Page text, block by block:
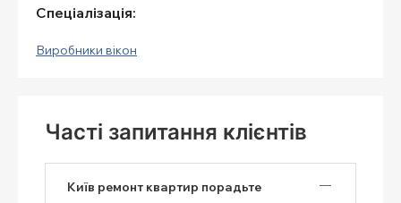
Спеціалізація:
Виробники вікон
Часті запитання клієнтів
Київ ремонт квартир порадьте